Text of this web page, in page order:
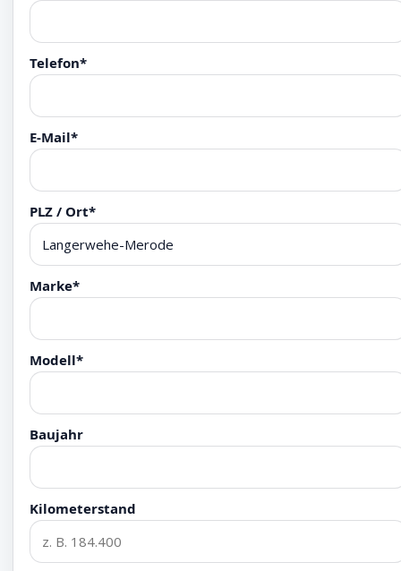
Telefon*
E-Mail*
PLZ / Ort*
Marke*
Modell*
Baujahr
Kilometerstand